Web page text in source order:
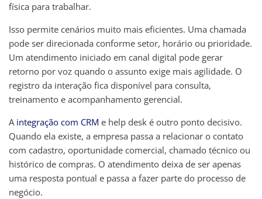
física para trabalhar.
Isso permite cenários muito mais eficientes. Uma chamada
pode ser direcionada conforme setor, horário ou prioridade.
Um atendimento iniciado em canal digital pode gerar
retorno por voz quando o assunto exige mais agilidade. O
registro da interação fica disponível para consulta,
treinamento e acompanhamento gerencial.
A integração com CRM e help desk é outro ponto decisivo.
Quando ela existe, a empresa passa a relacionar o contato
com cadastro, oportunidade comercial, chamado técnico ou
histórico de compras. O atendimento deixa de ser apenas
uma resposta pontual e passa a fazer parte do processo de
negócio.